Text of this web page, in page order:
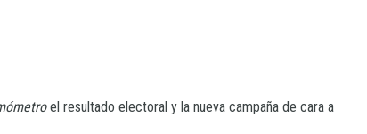
el resultado electoral y la nueva campaña de cara a